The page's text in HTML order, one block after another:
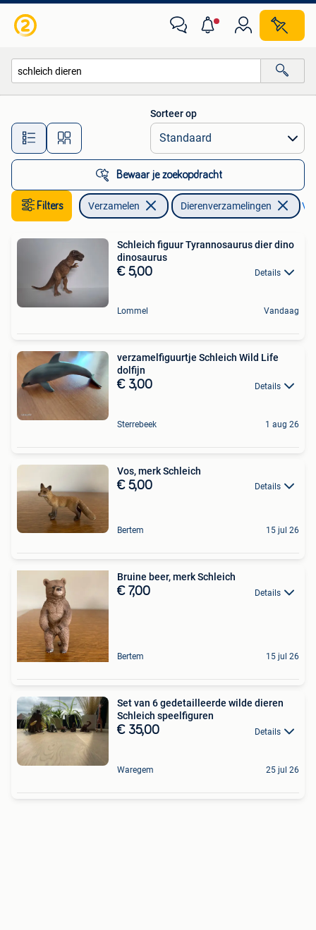
Alle afstanden…
Sorteer op
Bewaar je zoekopdracht
Filters Verzamelen Dierenverzamelingen
Schleich figuur Tyrannosaurus dier dino
dinosaurus
€ 5,00 Details
Lommel Vandaag
verzamelfiguurtje Schleich Wild Life
dolfijn
€ 3,00 Details
Sterrebeek 1 aug 26
Vos, merk Schleich
€ 5,00 Details
Bertem 15 jul 26
Bruine beer, merk Schleich
€ 7,00 Details
Bertem 15 jul 26
Set van 6 gedetailleerde wilde dieren
Schleich speelfiguren
€ 35,00 Details
Waregem 25 jul 26